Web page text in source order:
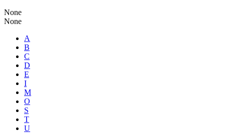
None
None
A
B
C
D
E
I
M
O
S
T
U